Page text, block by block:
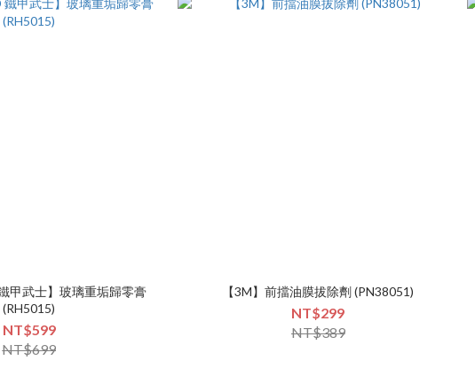
甲武士】玻璃重垢歸零膏
(RH5015)
NT$599
NT$699
【3M】前擋油膜拔除劑 (PN38051)
NT$299
NT$389